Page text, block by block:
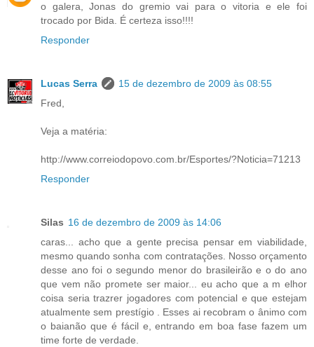
o galera, Jonas do gremio vai para o vitoria e ele foi
trocado por Bida. É certeza isso!!!!
Responder
Lucas Serra
15 de dezembro de 2009 às 08:55
Fred,
Veja a matéria:
http://www.correiodopovo.com.br/Esportes/?Noticia=71213
Responder
Silas 16 de dezembro de 2009 às 14:06
caras... acho que a gente precisa pensar em viabilidade,
mesmo quando sonha com contratações. Nosso orçamento
desse ano foi o segundo menor do brasileirão e o do ano
que vem não promete ser maior... eu acho que a m elhor
coisa seria trazrer jogadores com potencial e que estejam
atualmente sem prestígio . Esses ai recobram o ânimo com
o baianão que é fácil e, entrando em boa fase fazem um
time forte de verdade.